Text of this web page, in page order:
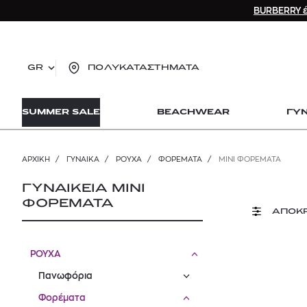
GR ΠΟΛΥΚΑΤΑΣΤΗΜΑΤΑ
SUMMER SALE BEACHWEAR
ΑΡΧΙΚΉ / ΓΥΝΑΙΚΑ / ΡΟΥΧΑ / ΦΟΡΈΜΑΤΑ / MINI ΦΟΡΈΜΑΤΑ
ΓΥΝΑΙΚΕΙΑ MINI
ΦΟΡΕΜΑΤΑ
ΡΟΥΧΑ
Πανωφόρια
Φορέματα